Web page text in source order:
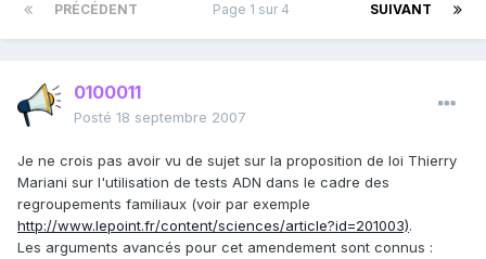
PRÉCÉDENT SUIVANT
Page 1 sur 4
0100011
Posté 18 septembre 2007
Je ne crois pas avoir vu de sujet sur la proposition de loi Thierry
Mariani sur l'utilisation de tests ADN dans le cadre des
regroupements familiaux (voir par exemple
http://www.lepoint.fr/content/sciences/article?id=201003).
Les arguments avancés pour cet amendement sont connus :